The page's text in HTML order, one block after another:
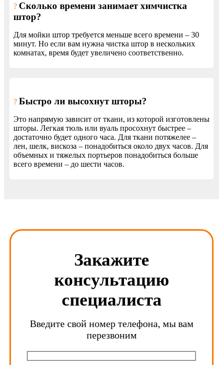
? Сколько времени занимает химчистка
штор?
Для мойки штор требуется меньше всего времени – 30
минут. Но если вам нужна чистка штор в нескольких
комнатах, время будет увеличено соответственно.
? Быстро ли высохнут шторы?
Это напрямую зависит от ткани, из которой изготовлены
шторы. Легкая тюль или вуаль просохнут быстрее –
достаточно будет одного часа. Для ткани потяжелее –
лен, шелк, вискоза – понадобиться около двух часов. Для
объемных и тяжелых портьеров понадобиться больше
всего времени – до шести часов.
Закажите
консультацию
специалиста
Введите свой номер телефона, мы вам
перезвоним